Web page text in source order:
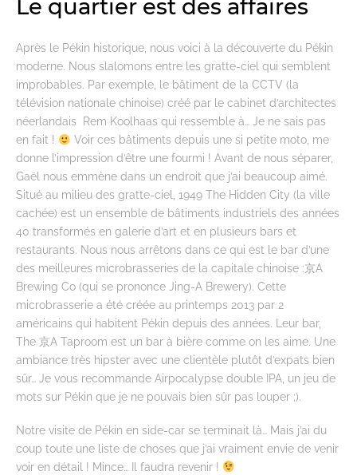
Le quartier est des affaires
Après le Pékin historique, nous voici à la découverte du Pékin
moderne. Nous slalomons entre les gratte-ciel qui semblent
improbables. Par exemple, le bâtiment de la CCTV (la
télévision nationale chinoise) créé par le cabinet d’architectes
néerlandais Rem Koolhaas qui ressemble à… Je ne sais pas
en fait !
Voir ces bâtiments depuis une si petite moto, me
donne l’impression d’être une fourmi ! Avant de nous séparer,
Gaël nous emmène dans un endroit que j’ai beaucoup aimé.
Situé au milieu des gratte-ciel, 1949 The Hidden City (la ville
cachée) est un ensemble de bâtiments industriels des années
40 transformés en galerie d’art et en plusieurs bars et
restaurants. Nous nous arrêtons dans ce qui est le bar d’une
des meilleures microbrasseries de la capitale chinoise :京A
Brewing Co (qui se prononce Jing-A Brewery). Cette
microbrasserie a été créée au printemps 2013 par 2
américains qui habitent Pékin depuis des années. Leur bar,
The 京A Taproom est un bar à bière comme on les aime. Une
ambiance très hipster avec une clientèle plutôt d’expats bien
sûr… Je vous recommande Airpocalypse double IPA, un jeu de
mots sur Pékin que je ne pouvais bien sûr pas louper ;).
Notre visite de Pékin en side-car se terminait là… Mais j’ai du
coup toute une liste de choses que j’ai vraiment envie de venir
voir en détail ! Mince… Il faudra revenir !